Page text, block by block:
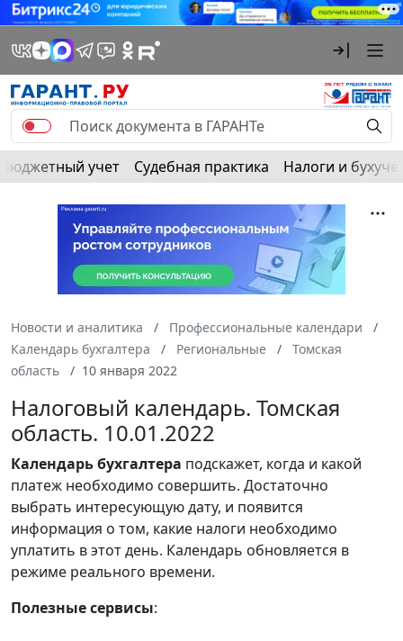
Бюджетный учет Судебная практика Налоги и
Новости и аналитика
Профессиональные календари
Календарь бухгалтера
Региональные
Томская
область
10 января 2022
Налоговый календарь. Томская
область. 10.01.2022
Календарьбухгалтера подскажет, когда и какой
платеж необходимо совершить. Достаточно
выбрать интересующую дату, и появится
информация о том, какие налоги необходимо
уплатить в этот день. Календарь обновляется в
режиме реального времени.
Полезные сервисы: